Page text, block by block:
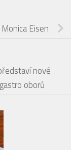
Eisen
nové
oborů